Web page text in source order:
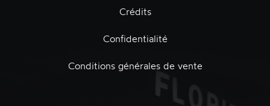
Crédits
Confidentialité
Conditions générales de vente